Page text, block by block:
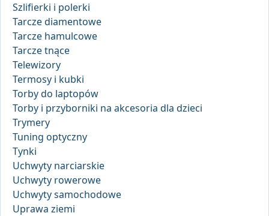
Szlifierki i polerki
Tarcze diamentowe
Tarcze hamulcowe
Tarcze tnące
Telewizory
Termosy i kubki
Torby do laptopów
Torby i przyborniki na akcesoria dla dzieci
Trymery
Tuning optyczny
Tynki
Uchwyty narciarskie
Uchwyty rowerowe
Uchwyty samochodowe
Uprawa ziemi